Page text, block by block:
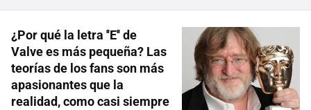
¿Por qué la letra ''E'' de
Valve es más pequeña? Las
teorías de los fans son más
apasionantes que la
realidad, como casi siempre